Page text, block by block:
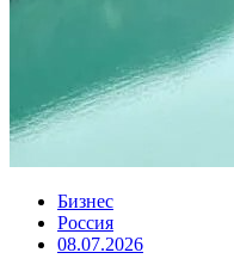
Бизнес
Россия
08.07.2026